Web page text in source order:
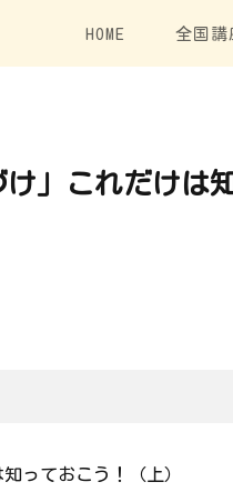
HOME 全国講
」これだけは
っておこう！（上）